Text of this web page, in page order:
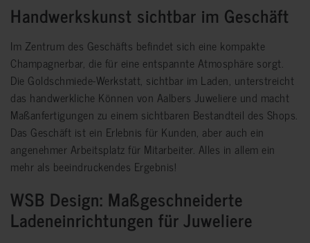
Handwerkskunst sichtbar im Geschäft
Im Zentrum des Geschäfts befindet sich eine kompakte
Champagnerbar, die für eine entspannte Atmosphäre sorgt.
Die Goldschmiede-Werkstatt, sichtbar im Laden, unterstreicht
das handwerkliche Können von Aalbers Juweliere und macht
Maßanfertigungen zu einem sichtbaren Bestandteil des Shops.
Das Geschäft ist ein Erlebnis für Kunden, aber auch ein
angenehmer Arbeitsplatz für Mitarbeiter. Alles in allem ein
mehr als beeindruckendes Ergebnis!
WSB Design: Maßgeschneiderte
Ladeneinrichtungen für Juweliere